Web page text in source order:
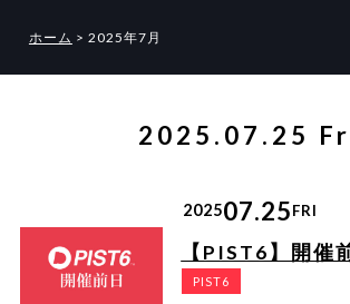
ホーム > 2025年7月
2025.07.25
202507.25FRI
【PIST6】開催
PIST6